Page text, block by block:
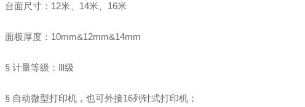
台面尺寸：12米、14米、16米
面板厚度：10mm&12mm&14mm
§ 计量等级：Ⅲ级
§ 自动微型打印机，也可外接16列针式打印机；